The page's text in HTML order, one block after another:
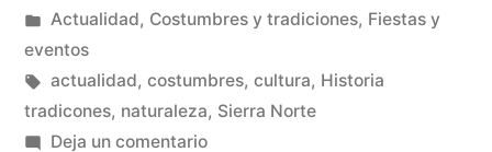
mujer
serrana»
por
Publicado
en
Actualidad, Costumbres y tradiciones, Fiestas y
eventos
Etiquetas:
actualidad, costumbres, cultura, Historia
tradicones, naturaleza, Sierra Norte
Deja un comentarioen